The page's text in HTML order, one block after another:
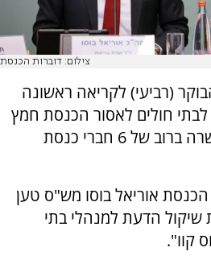
צילום: דוברות הכנסת
(רביעי) לקריאה ראשונה
חולים לאסור הכנסת חמץ
בחג הפסח. ההצעה אושרה ברוב של 6 חברי כנסת
אוריאל בוסו מש"ס טען
שיקול הדעת למנהלי בתי
קוו".